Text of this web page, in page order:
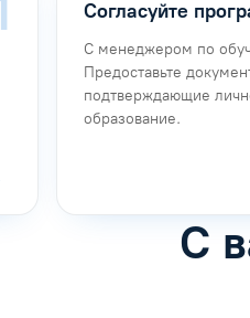
Согласуйте
С менеджером по
Предоставьте
подтверждающие
образование.
С